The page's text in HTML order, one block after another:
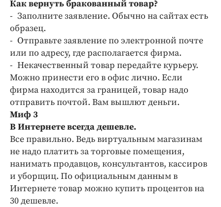
Как вернуть бракованный товар?
- Заполните заявление. Обычно на сайтах есть
образец.
- Отправьте заявление по электронной почте
или по адресу, где располагается фирма.
- Некачественный товар передайте курьеру.
Можно принести его в офис лично. Если
фирма находится за границей, товар надо
отправить почтой. Вам вышлют деньги.
Миф 3
В Интернете всегда дешевле.
Все правильно. Ведь виртуальным магазинам
не надо платить за торговые помещения,
нанимать продавцов, консультантов, кассиров
и уборщиц. По официальным данным в
Интернете товар можно купить процентов на
30 дешевле.